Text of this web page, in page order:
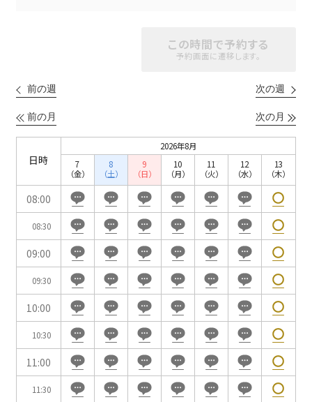
この時間で予約する
予約画面に遷移します。
前の週 次の週
前の月 次の月
日時
2026年8月
7
（金）
8
（土）
9
（日）
10
（月）
11
（火）
12
（水）
13
（木）
08:00
08:30
09:00
09:30
10:00
10:30
11:00
11:30
お電話でのお問合せ
03-3346-1396
受付時間 9:00～18:00（土日祝日・年末年始を除く）
WEBからのお問合せ
お問合せフォーム
スクール
3名掛け
シアター
形式
口の字型 島型 T字島型
面積
会場の種類
イベントホール 会議室